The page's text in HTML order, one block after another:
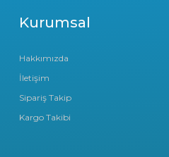
Kurumsal
Hakkımızda
İletişim
Sipariş Takip
Kargo Takibi